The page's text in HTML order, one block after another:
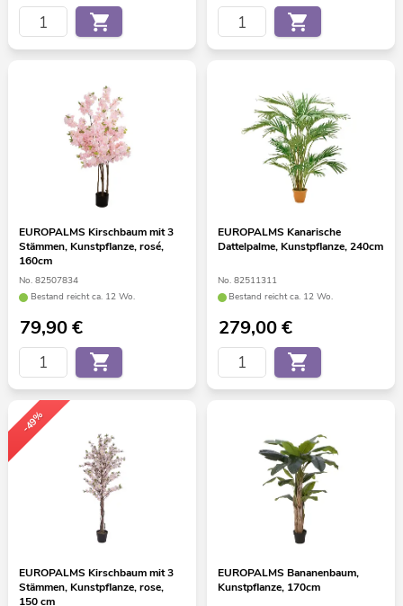
EUROPALMS Kirschbaum mit 3
Stämmen, Kunstpflanze, rosé,
160cm
No. 82507834
Bestand reicht ca. 12 Wo.
79,90€
EUROPALMS Kanarische
Dattelpalme, Kunstpflanze, 240cm
No. 82511311
Bestand reicht ca. 12 Wo.
279,00€
-49%
EUROPALMS Kirschbaum mit 3
Stämmen, Kunstpflanze, rose,
150 cm
EUROPALMS Bananenbaum,
Kunstpflanze, 170cm